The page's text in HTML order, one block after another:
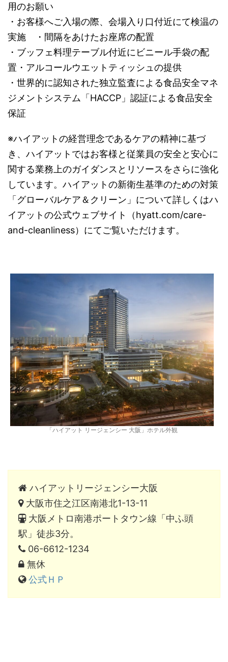
用のお願い
・お客様へご入場の際、会場入り口付近にて検温の
実施 ・間隔をあけたお座席の配置
・ブッフェ料理テーブル付近にビニール手袋の配
置・アルコールウエットティッシュの提供
・世界的に認知された独立監査による食品安全マネ
ジメントシステム「HACCP」認証による食品安全
保証
※ハイアットの経営理念であるケアの精神に基づ
き、ハイアットではお客様と従業員の安全と安心に
関する業務上のガイダンスとリソースをさらに強化
しています。ハイアットの新衛生基準のための対策
「グローバルケア＆クリーン」について詳しくはハ
イアットの公式ウェブサイト（hyatt.com/care-
and-cleanliness）にてご覧いただけます。
「ハイアット リージェンシー 大阪」ホテル外観
ハイアットリージェンシー大阪
大阪市住之江区南港北1-13-11
大阪メトロ南港ポートタウン線「中ふ頭
駅」徒歩3分。
06-6612-1234
無休
公式ＨＰ